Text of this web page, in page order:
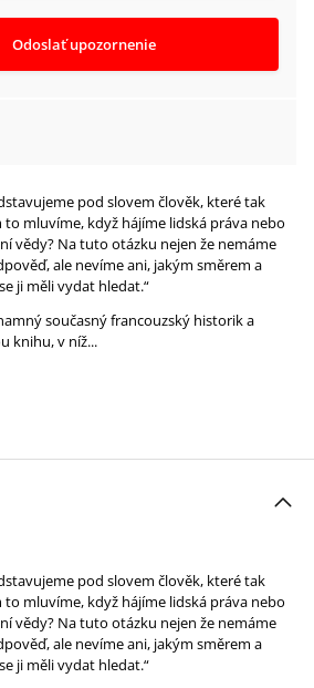
Odoslať upozornenie
pod slovem člověk, které tak
mluvíme, když hájíme lidská práva nebo
vědy? Na tuto otázku nejen že nemáme
ale nevíme ani, jakým směrem a
ji měli vydat hledat.“
současný francouzský historik a
knihu, v níž...
pod slovem člověk, které tak
mluvíme, když hájíme lidská práva nebo
vědy? Na tuto otázku nejen že nemáme
ale nevíme ani, jakým směrem a
ji měli vydat hledat.“